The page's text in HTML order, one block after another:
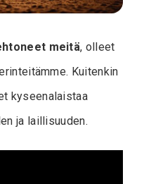
meitä, olleet
Kuitenkin
kyseenalaistaa
ja laillisuuden.